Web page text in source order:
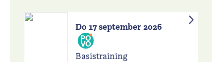
Do 17 september 2026
Basistraining